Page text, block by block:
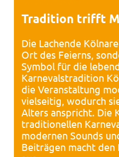
Tradition trifft
Die Lachende
Ort des Feierns,
Symbol für die
Karnevalstradition
die Veranstaltung
vielseitig, wodurch
Alters anspricht. Die
traditionellen
modernen Sounds
Beiträgen macht den